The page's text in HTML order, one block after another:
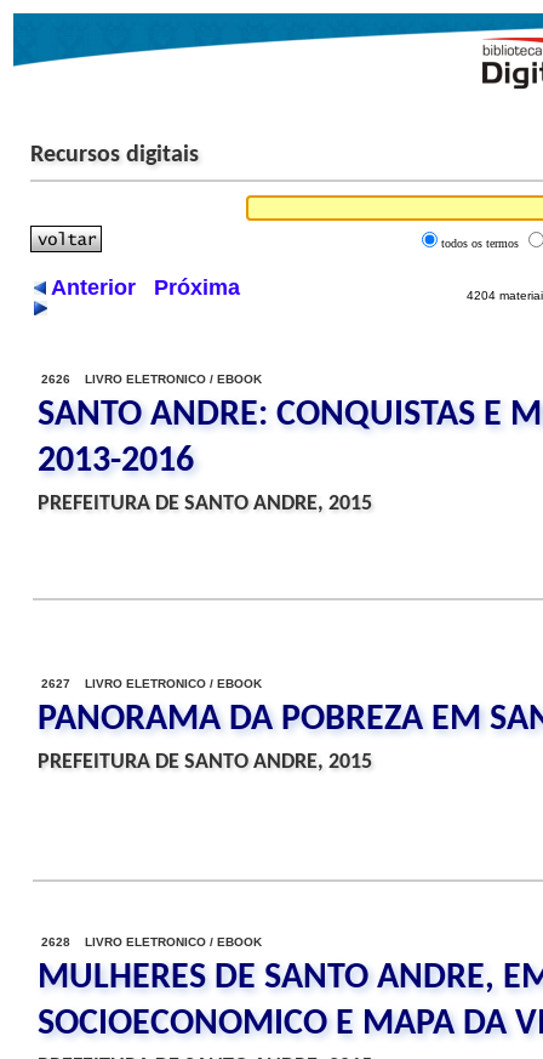
Recursos digitais
todos os termos
Anterior Próxima 4204
2626 LIVRO ELETRONICO / EBOOK
SANTO ANDRE: CONQUISTAS E
2013-2016
PREFEITURA DE SANTO ANDRE, 2015
2627 LIVRO ELETRONICO / EBOOK
PANORAMA DA POBREZA EM
PREFEITURA DE SANTO ANDRE, 2015
2628 LIVRO ELETRONICO / EBOOK
MULHERES DE SANTO ANDRE,
SOCIOECONOMICO E MAPA DA